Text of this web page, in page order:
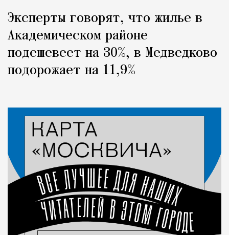
Эксперты говорят, что жилье в
Академическом районе
подешевеет на 30%, в Медведково
подорожает на 11,9%